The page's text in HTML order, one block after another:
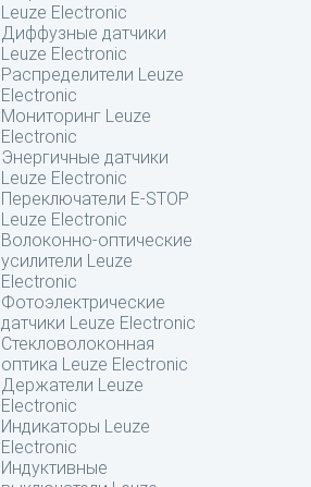
Leuze Electronic
Диффузные датчики
Leuze Electronic
Распределители Leuze
Electronic
Мониторинг Leuze
Electronic
Энергичные датчики
Leuze Electronic
Переключатели E-STOP
Leuze Electronic
Волоконно-оптические
усилители Leuze
Electronic
Фотоэлектрические
датчики Leuze Electronic
Стекловолоконная
оптика Leuze Electronic
Держатели Leuze
Electronic
Индикаторы Leuze
Electronic
Индуктивные